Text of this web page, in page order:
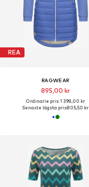
REA
RAGWEAR
895,00 kr
Ordinarie pris: 1 398,00 kr
Senaste lägsta pris:805,50 kr